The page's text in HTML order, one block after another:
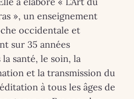
», un enseignement
occidentale et
sur 35 années
la santé, le soin, la
et la transmission du
à tous les âges de